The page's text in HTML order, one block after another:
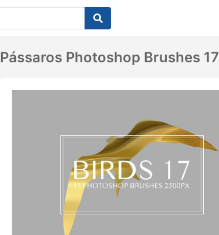
Pássaros Photoshop Brushes 17